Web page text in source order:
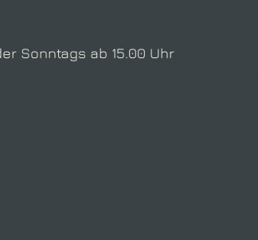
Sonntags ab 15.00 Uhr